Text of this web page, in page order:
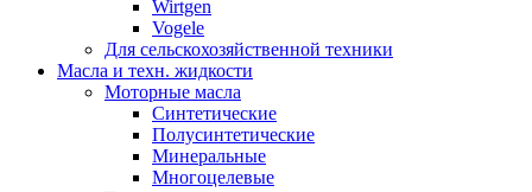
Wirtgen
Vogele
Для сельскохозяйственной техники
Масла и техн. жидкости
Моторные масла
Синтетические
Полусинтетические
Минеральные
Многоцелевые